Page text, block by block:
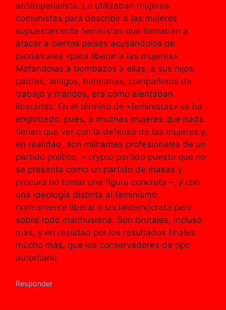
antiimperialista. Lo utilizaban mujeres
comunistas para describir a las mujeres
supuestamente feministas que llamaban a
atacar a ciertos países acusándolos de
patriarcales «para liberar a las mujeres».
Matandolas a bombazos a ellas, a sus hijos,
padres, amigos, hermanas, compañeros de
trabajo y maridos, era como alentaban
liberarlas. En el término de «feministas» se ha
englobado, pues, a muchas mujeres que nada
tienen que ver con la defensa de las mujeres y,
en realidad, son militantes profesionales de un
partido político, – crypto partido puesto que no
se presenta como un partido de masas y
procura no tomar una figura concreta -, y con
una ideología distinta al feminismo,
normamente liberal o socialdemócrata pero
sobre todo malthusiana. Son brutales, incluso
más, y en realidad por los resultados finales
mucho más, que los conservadores de tipo
autoritario.
Responder